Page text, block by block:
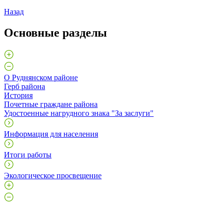
Назад
Основные разделы
О Руднянском районе
Герб района
История
Почетные граждане района
Удостоенные нагрудного знака "За заслуги"
Информация для населения
Итоги работы
Экологическое просвещение